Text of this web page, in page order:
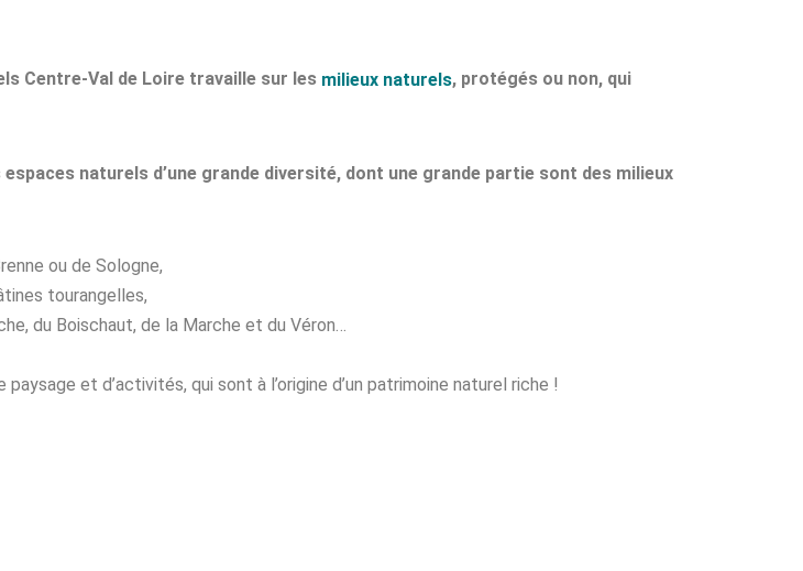
Centre-Val de Loire travaille sur les milieux naturels, protégés ou non, qui
naturels d’une grande diversité, dont une grande partie sont des milieux
ou de Sologne,
tourangelles,
du Boischaut, de la Marche et du Véron…
et d’activités, qui sont à l’origine d’un patrimoine naturel riche !